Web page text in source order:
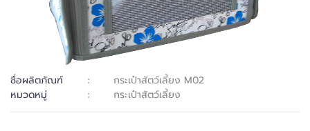
ชื่อผลิตภัณฑ์ :
กระเป๋าสัตว์เลี้ยง M02
หมวดหมู่
: กระเป๋าสัตว์เลี้ยง